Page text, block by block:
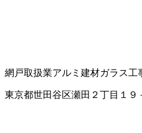
網戸取扱業アルミ建材ガラス工
東京都世田谷区瀬田２丁目１９